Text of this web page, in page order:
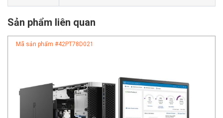
Sản phẩm liên quan
Mã sản phẩm #42PT78D021